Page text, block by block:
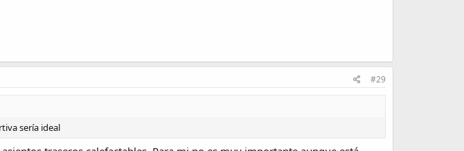
#29
sería ideal